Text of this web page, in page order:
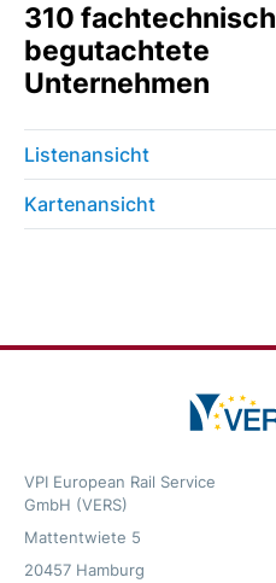
310 fachtechnisch
begutachtete
Unternehmen
Listenansicht
Kartenansicht
VPI European Rail Service
GmbH (VERS)
Mattentwiete 5
20457 Hamburg